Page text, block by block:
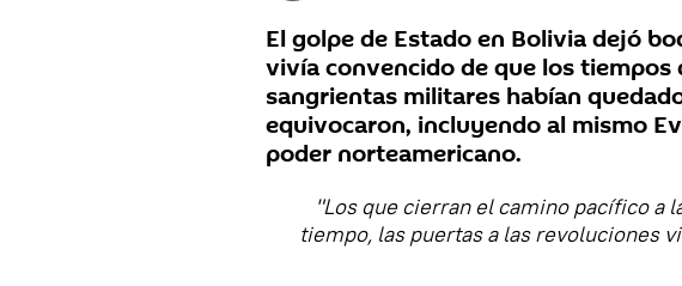
El golpe de Estado en Bolivia dejó
vivía convencido de que los tiempos
sangrientas militares habían
equivocaron, incluyendo al mismo
poder norteamericano.
"Los que cierran el camino pacífico a
tiempo, las puertas a las revoluciones